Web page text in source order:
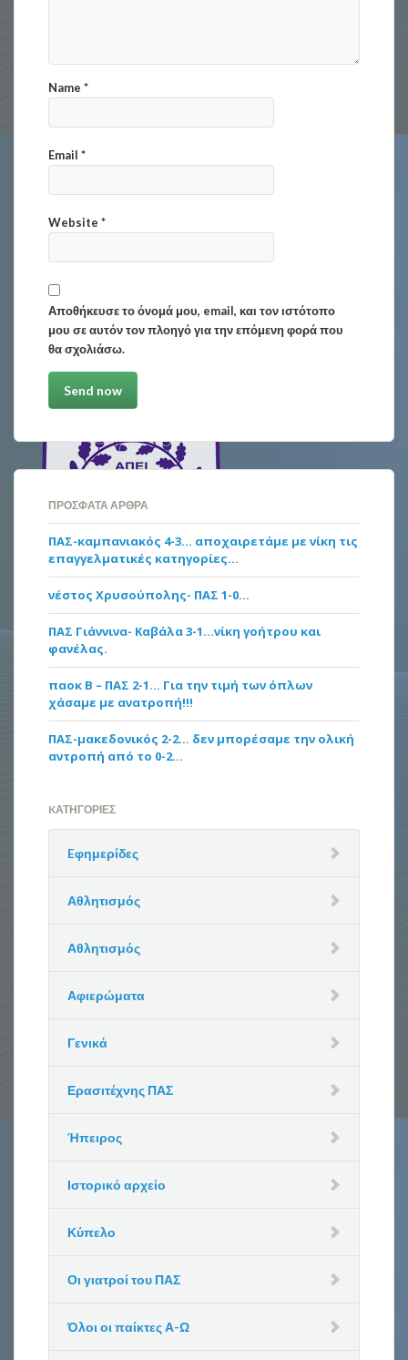
Name*
Email*
Website*
Αποθήκευσε το όνομά μου, email, και τον ιστότοπο
μου σε αυτόν τον πλοηγό για την επόμενη φορά που
θα σχολιάσω.
ΠΡΌΣΦΑΤΑ ΆΡΘΡΑ
ΠΑΣ-καμπανιακός 4-3… αποχαιρετάμε με νίκη τις
επαγγελματικές κατηγορίες…
νέστος Χρυσούπολης- ΠΑΣ 1-0…
ΠΑΣ Γιάννινα- Καβάλα 3-1…νίκη γοήτρου και
φανέλας.
παοκ Β – ΠΑΣ 2-1… Για την τιμή των όπλων
χάσαμε με ανατροπή!!!
ΠΑΣ-μακεδονικός 2-2… δεν μπορέσαμε την ολική
αντροπή από το 0-2…
KΑΤΗΓΟΡΊΕΣ
Eφημερίδες
Αθλητισμός
Αθλητισμός
Αφιερώματα
Γενικά
Ερασιτέχνης ΠΑΣ
Ήπειρος
Ιστορικό αρχείο
Κύπελο
Οι γιατροί του ΠΑΣ
Όλοι οι παίκτες Α-Ω